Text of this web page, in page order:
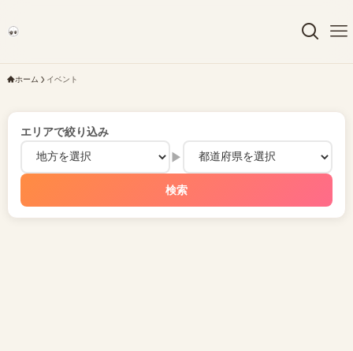
ホーム イベント
エリアで絞り込み
▶
検索